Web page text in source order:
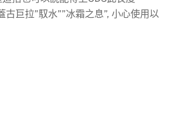
古巨拉”馭水””冰霜之息”, 小心使用以